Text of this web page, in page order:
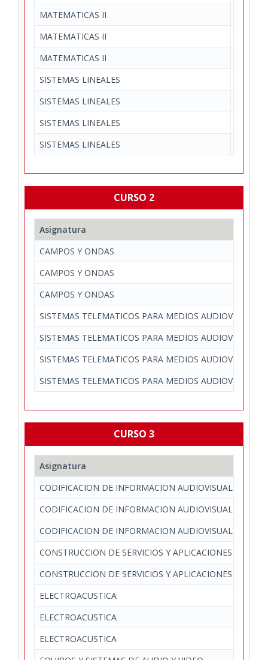
MATEMATICAS II
MATEMATICAS II
MATEMATICAS II
SISTEMAS LINEALES
SISTEMAS LINEALES
SISTEMAS LINEALES
SISTEMAS LINEALES
CURSO 2
Asignatura
CAMPOS Y ONDAS
CAMPOS Y ONDAS
CAMPOS Y ONDAS
SISTEMAS TELEMATICOS PARA MEDIOS AUDIOVISUALES
SISTEMAS TELEMATICOS PARA MEDIOS AUDIOVISUALES
SISTEMAS TELEMATICOS PARA MEDIOS AUDIOVISUALES
SISTEMAS TELEMATICOS PARA MEDIOS AUDIOVISUALES
CURSO 3
Asignatura
CODIFICACION DE INFORMACION AUDIOVISUAL
CODIFICACION DE INFORMACION AUDIOVISUAL
CODIFICACION DE INFORMACION AUDIOVISUAL
CONSTRUCCION DE SERVICIOS Y APLICACIONES
CONSTRUCCION DE SERVICIOS Y APLICACIONES
ELECTROACUSTICA
ELECTROACUSTICA
ELECTROACUSTICA